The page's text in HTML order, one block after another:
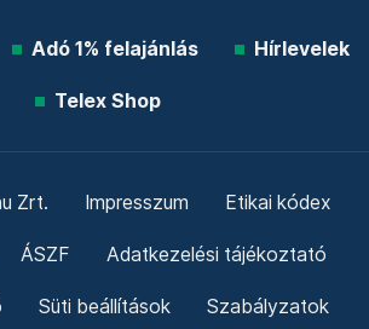
Adó 1% felajánlás Hírlevelek
Telex Shop
Zrt. Impresszum Etikai kódex
ÁSZF Adatkezelési tájékoztató
Süti beállítások Szabályzatok